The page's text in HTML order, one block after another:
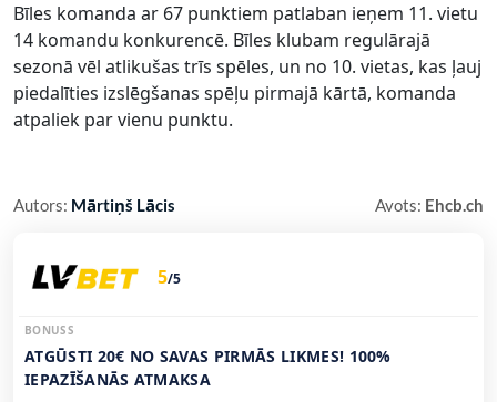
Bīles komanda ar 67 punktiem patlaban ieņem 11. vietu
14 komandu konkurencē. Bīles klubam regulārajā
sezonā vēl atlikušas trīs spēles, un no 10. vietas, kas ļauj
piedalīties izslēgšanas spēļu pirmajā kārtā, komanda
atpaliek par vienu punktu.
Autors: Mārtiņš Lācis Avots: Ehcb.ch
5/5
BONUSS
ATGŪSTI 20€ NO SAVAS PIRMĀS LIKMES! 100%
IEPAZĪŠANĀS ATMAKSA